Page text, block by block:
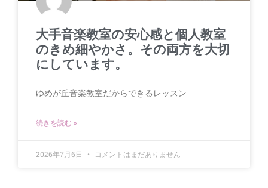
大手音楽教室の安心感と個人教室
のきめ細やかさ。その両方を大切
にしています。
ゆめが丘音楽教室だからできるレッスン
続きを読む »
2026年7月6日 コメントはまだありません